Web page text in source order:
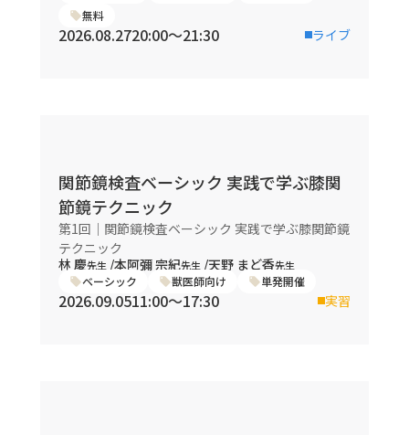
無料
2026.08.2720:00〜21:30 ライブ
関節鏡検査ベーシック 実践で学ぶ膝関
節鏡テクニック
第1回｜関節鏡検査ベーシック 実践で学ぶ膝関節鏡
テクニック
林 慶先生 /本阿彌 宗紀先生 /天野 まど香先生
ベーシック 獣医師向け 単発開催
2026.09.0511:00〜17:30 実習